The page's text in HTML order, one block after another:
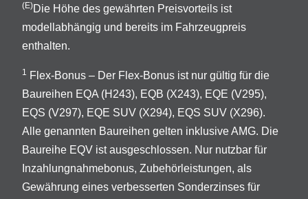
(E)Die Höhe des gewährten Preisvorteils ist
modellabhängig und bereits im Fahrzeugpreis
enthalten.
1 Flex-Bonus – Der Flex-Bonus ist nur gültig für die
Baureihen EQA (H243), EQB (X243), EQE (V295),
EQS (V297), EQE SUV (X294), EQS SUV (X296).
Alle genannten Baureihen gelten inklusive AMG. Die
Baureihe EQV ist ausgeschlossen. Nur nutzbar für
Inzahlungnahmebonus, Zubehörleistungen, als
Gewährung eines verbesserten Sonderzinses für